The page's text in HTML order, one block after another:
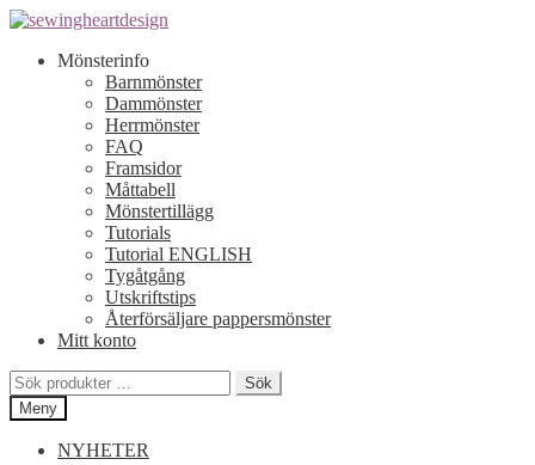
Hoppa
navigering
Hoppa
innehållMönsterinfo
Barnmönster
Dammönster
Herrmönster
FAQ
Framsidor
Måttabell
Mönstertillägg
Tutorials
Tutorial ENGLISH
Tygåtgång
Utskriftstips
Återförsäljare pappersmönster
Mitt konto
Sök
efter:
Sök
Meny
NYHETER